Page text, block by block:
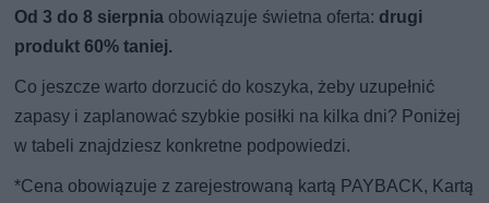
Od 3 do 8 sierpnia obowiązuje świetna oferta: drugi
produkt 60% taniej.
Co jeszcze warto dorzucić do koszyka, żeby uzupełnić
zapasy i zaplanować szybkie posiłki na kilka dni? Poniżej
w tabeli znajdziesz konkretne podpowiedzi.
*Cena obowiązuje z zarejestrowaną kartą PAYBACK, Kartą